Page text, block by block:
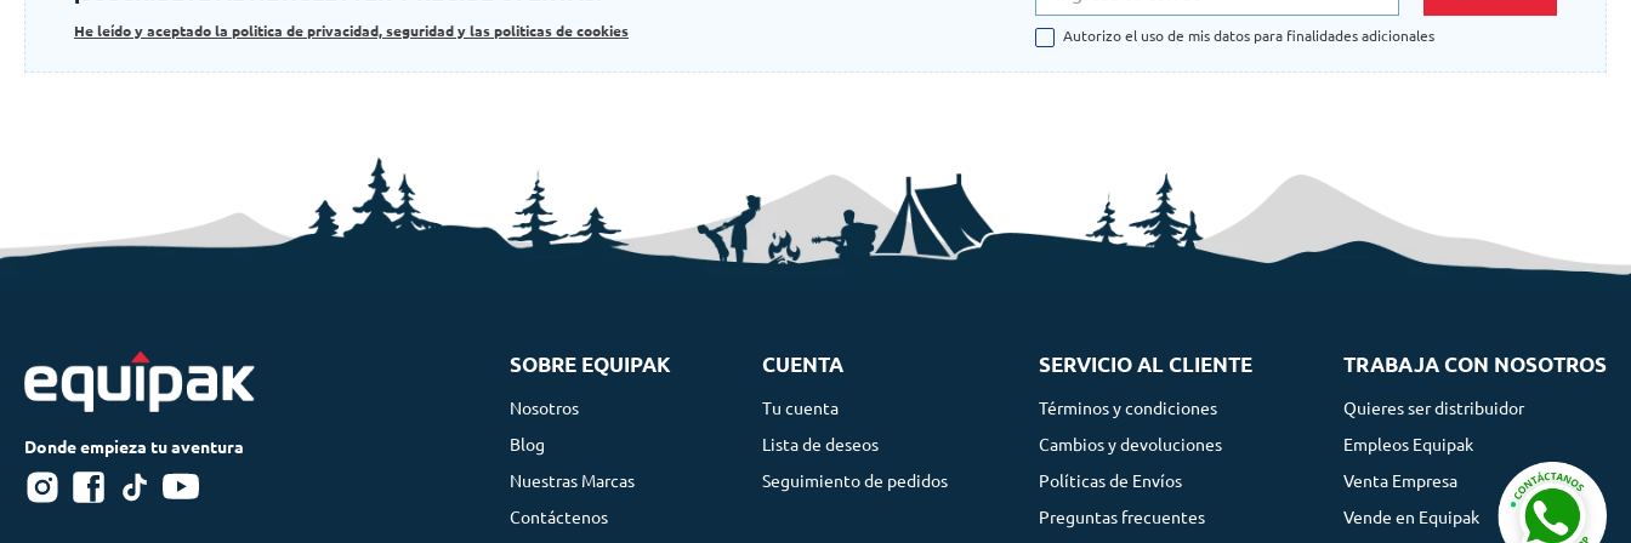
He leído y aceptado la politica de privacidad, seguridad y las politicas de cookies Autorizo el uso de mis datos para finalidades adicionales
SOBRE EQUIPAK
Nosotros
Blog
Nuestras Marcas
Contáctenos
CUENTA
Tu cuenta
Lista de deseos
Seguimiento de pedidos
SERVICIO AL CLIENTE
Términos y condiciones
Cambios y devoluciones
Políticas de Envíos
Preguntas frecuentes
TRABAJA CON NOSOTROS
Quieres ser distribuidor
Empleos Equipak
Venta Empresa
Vende en Equipak